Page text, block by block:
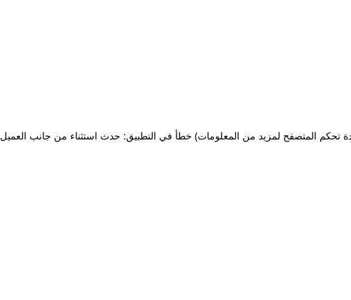
خطأ في التطبيق: حدث استثناء من جانب العميل تحكم المتصفح لمزيد من المعلومات)